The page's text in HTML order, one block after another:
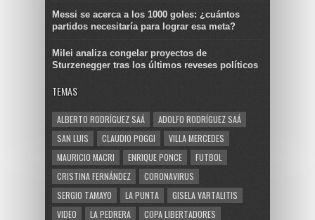
Messi se acerca a los 1000 goles: ¿cuántos
partidos necesitaría para lograr esa meta?
Milei analiza congelar proyectos de
Sturzenegger tras los últimos reveses políticos
TEMAS
ALBERTO RODRÍGUEZ SAÁ
ADOLFO RODRÍGUEZ SAÁ
SAN LUIS
CLAUDIO POGGI
VILLA MERCEDES
MAURICIO MACRI
ENRIQUE PONCE
FUTBOL
CRISTINA FERNÁNDEZ
CORONAVIRUS
SERGIO TAMAYO
LA PUNTA
GISELA VARTALITIS
VIDEO
LA PEDRERA COPA LIBERTADORES